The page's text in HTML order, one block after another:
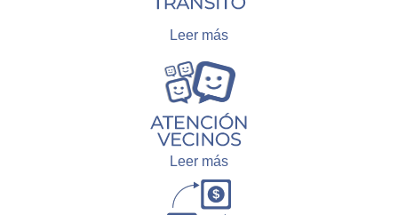
Leer más
Leer más